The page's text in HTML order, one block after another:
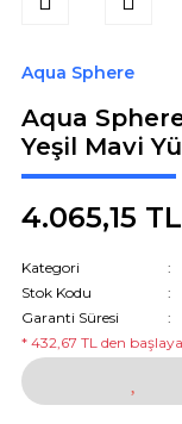
Aqua Sphere
Aqua
Yeşil Mavi
4.065,15 TL
Kategori
Stok Kodu
Garanti Süresi
* 432,67 TL den